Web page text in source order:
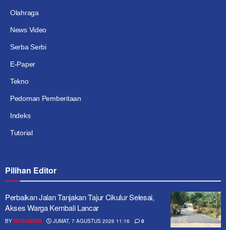
Olahraga
News Video
Serba Serbi
E-Paper
Tekno
Pedoman Pemberitaan
Indeks
Tutorial
Pilihan Editor
Perbaikan Jalan Tanjakan Tajur Cikulur Selesai,
Akses Warga Kembali Lancar
BY NURABIDIN JUMAT, 7 AGUSTUS 2026 11:16 0